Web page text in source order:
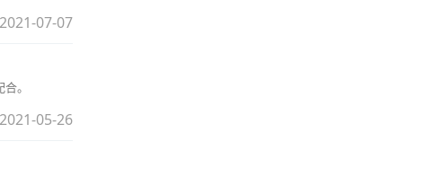
2021-07-07
。
2021-05-26